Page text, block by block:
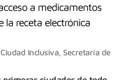
a medicamentos
la receta electrónica
,Ciudad Inclusiva Secretaría de